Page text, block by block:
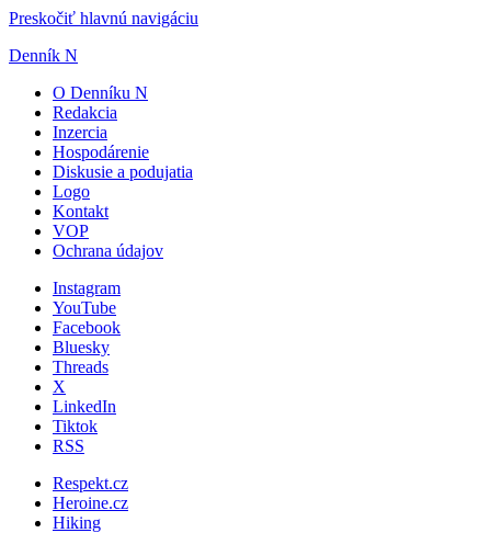
Preskočiť hlavnú navigáciu
Denník N
O Denníku N
Redakcia
Inzercia
Hospodárenie
Diskusie a podujatia
Logo
Kontakt
VOP
Ochrana údajov
Instagram
YouTube
Facebook
Bluesky
Threads
X
LinkedIn
Tiktok
RSS
Respekt.cz
Heroine.cz
Hiking